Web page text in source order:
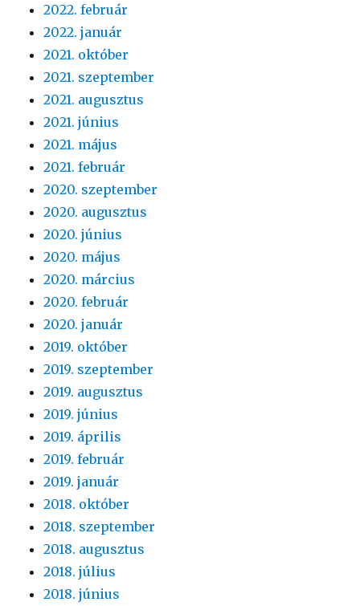
2022. február
2022. január
2021. október
2021. szeptember
2021. augusztus
2021. június
2021. május
2021. február
2020. szeptember
2020. augusztus
2020. június
2020. május
2020. március
2020. február
2020. január
2019. október
2019. szeptember
2019. augusztus
2019. június
2019. április
2019. február
2019. január
2018. október
2018. szeptember
2018. augusztus
2018. július
2018. június